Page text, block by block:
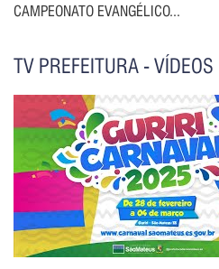
CAMPEONATO EVANGÉLICO...
TV PREFEITURA - VÍDEOS